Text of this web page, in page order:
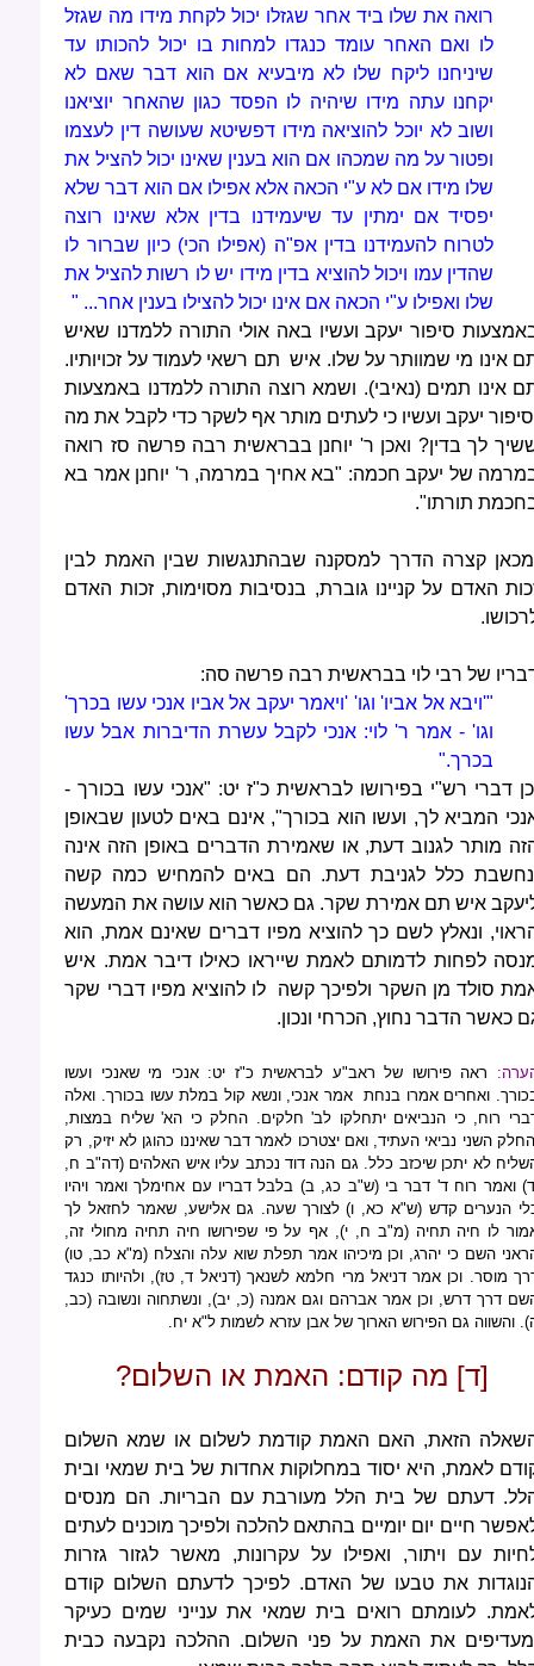
רואה את שלו ביד אחר שגזלו יכול לקחת מידו מה שגזל
לו ואם האחר עומד כנגדו למחות בו יכול להכותו עד
שיניחנו ליקח שלו לא מיבעיא אם הוא דבר שאם לא
יקחנו עתה מידו שיהיה לו הפסד כגון שהאחר יוציאנו
ושוב לא יוכל להוציאה מידו דפשיטא שעושה דין לעצמו
ופטור על מה שמכהו אם הוא בענין שאינו יכול להציל את
שלו מידו אם לא ע"י הכאה אלא אפילו אם הוא דבר שלא
יפסיד אם ימתין עד שיעמידנו בדין אלא שאינו רוצה
לטרוח להעמידנו בדין אפ"ה (אפילו הכי) כיון שברור לו
שהדין עמו ויכול להוציא בדין מידו יש לו רשות להציל את
שלו ואפילו ע"י הכאה אם אינו יכול להצילו בענין אחר... "
סיפור יעקב ועשיו באה אולי התורה ללמדנו שאיש
אינו מי שמוותר על שלו. איש תם רשאי לעמוד על זכויותיו.
אינו תמים (נאיבי). ושמא רוצה התורה ללמדנו באמצעות
יעקב ועשיו כי לעתים מותר אף לשקר כדי לקבל את מה
לך בדין? ואכן ר' יוחנן בבראשית רבה פרשה סז רואה
של יעקב חכמה: "בא אחיך במרמה, ר' יוחנן אמר בא
תורתו".
קצרה הדרך למסקנה שבהתנגשות שבין האמת לבין
האדם על קניינו גוברת, בנסיבות מסוימות, זכות האדם
של רבי לוי בבראשית רבה פרשה סה:
"'ויבא אל אביו' וגו' 'ויאמר יעקב אל אביו אנכי עשו בכרך'
וגו' - אמר ר' לוי: אנכי לקבל עשרת הדיברות אבל עשו
בכרך."
דברי רש"י בפירושו לבראשית כ"ז יט: "אנכי עשו בכורך -
המביא לך, ועשו הוא בכורך", אינם באים לטעון שבאופן
מותר לגנוב דעת, או שאמירת הדברים באופן הזה אינה
כלל לגניבת דעת. הם באים להמחיש כמה קשה
איש תם אמירת שקר. גם כאשר הוא עושה את המעשה
ונאלץ לשם כך להוציא מפיו דברים שאינם אמת, הוא
לפחות לדמותם לאמת שייראו כאילו דיבר אמת. איש
סולד מן השקר ולפיכך קשה לו להוציא מפיו דברי שקר
כאשר הדבר נחוץ, הכרחי ונכון.
ראה פירושו של ראב"ע לבראשית כ"ז יט: אנכי מי שאנכי ועשו
ואחרים אמרו בנחת אמר אנכי, ונשא קול במלת עשו בכורך. ואלה
רוח, כי הנביאים יתחלקו לב' חלקים. החלק כי הא' שליח במצות,
השני נביאי העתיד, ואם יצטרכו לאמר דבר שאיננו כהוגן לא יזיק, רק
לא יתכן שיכזב כלל. גם הנה דוד נכתב עליו איש האלהים (דה"ב ח,
ואמר רוח ד' דבר בי (ש"ב כג, ב) בלבל דבריו עם אחימלך ואמר ויהיו
הנערים קדש (ש"א כא, ו) לצורך שעה. גם אלישע, שאמר לחזאל לך
לו חיה תחיה (מ"ב ח, י), אף על פי שפירושו חיה תחיה מחולי זה,
השם כי יהרג, וכן מיכיהו אמר תפלת שוא עלה והצלח (מ"א כב, טו)
מוסר. וכן אמר דניאל מרי חלמא לשנאך (דניאל ד, טז), ולהיותו כנגד
דרך דרש, וכן אמר אברהם וגם אמנה (כ, יב), ונשתחוה ונשובה (כב,
והשווה גם הפירוש הארוך של אבן עזרא לשמות ל"א יח.
[ד] מה קודם: האמת או השלום?
הזאת, האם האמת קודמת לשלום או שמא השלום
לאמת, היא יסוד במחלוקות אחדות של בית שמאי ובית
דעתם של בית הלל מעורבת עם הבריות. הם מנסים
חיים יום יומיים בהתאם להלכה ולפיכך מוכנים לעתים
עם ויתור, ואפילו על עקרונות, מאשר לגזור גזרות
את טבעו של האדם. לפיכך לדעתם השלום קודם
לעומתם רואים בית שמאי את ענייני שמים כעיקר
את האמת על פני השלום. ההלכה נקבעה כבית